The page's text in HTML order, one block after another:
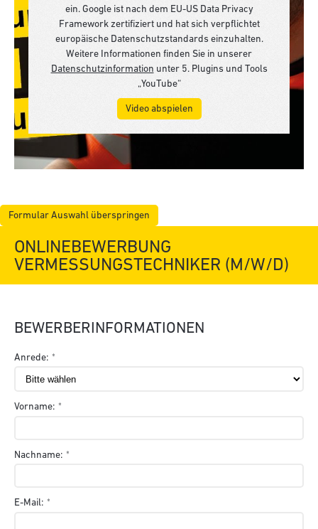
ein. Google ist nach dem EU-US Data Privacy
Framework zertifiziert und hat sich verpflichtet
europäische Datenschutzstandards einzuhalten.
Weitere Informationen finden Sie in unserer
Datenschutzinformation unter 5. Plugins und Tools
„YouTube“
Video abspielen
Formular Auswahl überspringen
ONLINEBEWERBUNG
VERMESSUNGSTECHNIKER (M/W/D)
BEWERBERINFORMATIONEN
Anrede:
Vorname:
Nachname:
E-Mail: